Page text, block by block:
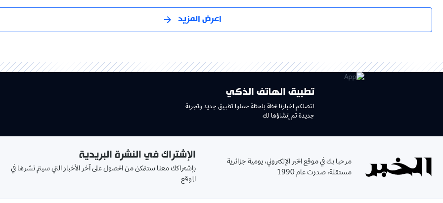
اعرض المزيد
تطبيق الهاتف الذكي
لتصلكم اخبارنا لحظة بلحظة حملوا تطبيق جديد وتجربة
جديدة تم إنشاؤها لك
مرحبا بك في موقع الخبر الإلكتروني، يومية جزائرية
مستقلة، صدرت عام 1990
الإشتراك في النشرة البريدية
بإشتراكك معنا ستتمكن من الحصول على آخر الأخبار التي سيتم نشرها في
الموقع